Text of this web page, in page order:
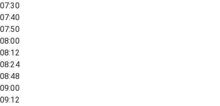
07:30
07:40
07:50
08:00
08:12
08:24
08:48
09:00
09:12